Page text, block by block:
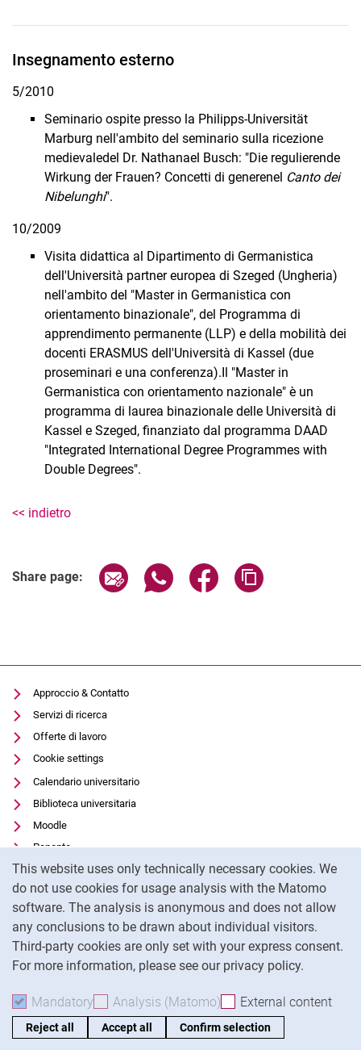
This website uses only technically necessary cookies. We
do not use cookies for usage analysis with the Matomo
software. The analysis is anonymous and does not allow
any conclusions to be drawn about individual visitors.
Third-party cookies are only set with your express consent.
For more information, please see our privacy policy.
Mandatory Accept mandatory cookies
Analysis (Matomo) Accept analysis cookies
External content
Reject all Accept all Confirm selection
Insegnamento esterno
5/2010
Seminario ospite presso la Philipps-Universität
Marburg nell'ambito del seminario sulla ricezione
medievale­del Dr. Nathanael Busch: "Die regulierende
Wirkung der Frauen? Concetti di genere­nel Canto dei
Nibelunghi".
10/2009
Visita didattica al Dipartimento di Germanistica
dell'Università partner europea di Szeged (Ungheria)
nell'ambito del "Master in Germanistica con
orientamento binazionale", del Programma di
apprendimento permanente (LLP) e della mobilità dei
docenti ERASMUS dell'Università di Kassel (due
proseminari e una conferenza).­Il "Master in
Germanistica con orientamento nazionale" è un
programma di laurea binazionale delle Università di
Kassel e Szeged, finanziato dal programma DAAD
"Integrated International Degree Programmes with
Double Degrees".
<< indietro
Share page: Share page via email
Share page via WhatsApp
Share page via
Approccio & Contatto
Servizi di ricerca
Offerte di lavoro
Cookie settings
Calendario universitario
Biblioteca universitaria
Moodle
Panopto
Protezione dei dati
Accessibilità
Utilizzo trasparente dell'intelligenza artificiale